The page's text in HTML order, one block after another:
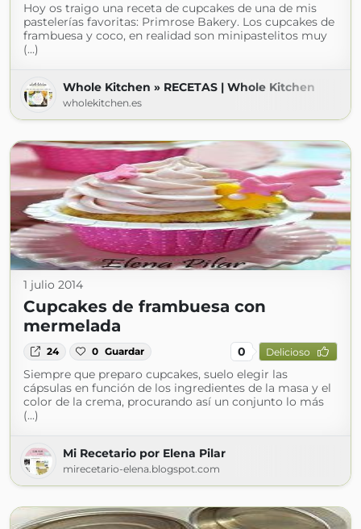
Hoy os traigo una receta de cupcakes de una de mis
pastelerías favoritas: Primrose Bakery. Los cupcakes de
frambuesa y coco, en realidad son minipastelitos muy
(...)
Whole Kitchen » RECETAS | Whole Kitchen
wholekitchen.es
1 julio 2014
Cupcakes de frambuesa con
mermelada
24 0 Guardar 0 Delicioso
Siempre que preparo cupcakes, suelo elegir las
cápsulas en función de los ingredientes de la masa y el
color de la crema, procurando así un conjunto lo más
(...)
Mi Recetario por Elena Pilar
mirecetario-elena.blogspot.com